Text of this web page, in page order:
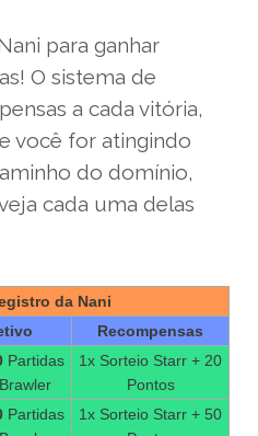
para ganhar
O sistema de
a cada vitória,
você for atingindo
do domínio,
cada uma delas
da Nani
Recompensas
Partidas
1x Sorteio Starr + 20
Pontos
Partidas
1x Sorteio Starr + 50